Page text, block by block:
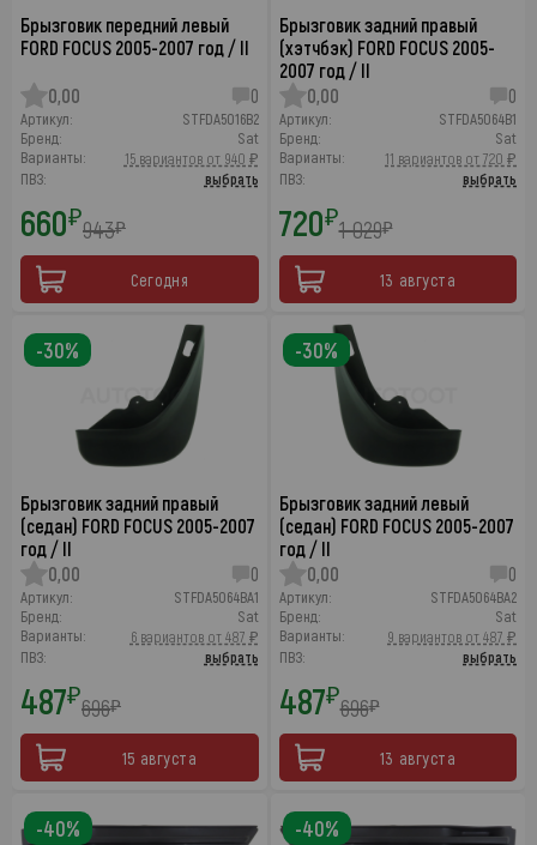
Брызговик передний левый
FORD FOCUS 2005-2007 год / II
0,00 0
Артикул:
STFDA5016B2
Бренд:
Sat
Варианты:
15 вариантов от 940 ₽
ПВЗ:
выбрать
660₽943₽
Сегодня
Брызговик задний правый
(хэтчбэк) FORD FOCUS 2005-
2007 год / II
0,00
0
Артикул:
STFDA5064B1
Бренд:
Sat
Варианты:
11 вариантов от 720 ₽
ПВЗ:
выбрать
720₽1 029₽
13 августа
Брызговик задний правый
(седан) FORD FOCUS 2005-2007
год / II
0,00
0
Артикул:
STFDA5064BA1
Бренд:
Sat
Варианты:
6 вариантов от 487 ₽
ПВЗ:
выбрать
487₽696₽
15 августа
-30%
Брызговик задний левый
(седан) FORD FOCUS 2005-2007
год / II
0,00
0
Артикул:
STFDA5064BA2
Бренд:
Sat
Варианты:
9 вариантов от 487 ₽
ПВЗ:
выбрать
487₽696₽
13 августа
-30%
-40% -40%